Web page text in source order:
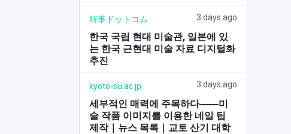
時事ドットコム 3 days ago
한국 국립 현대 미술관, 일본에 있
는 한국 근현대 미술 자료 디지털화
추진
kyoto-su.ac.jp 3 days ago
세부적인 매력에 주목하다――미
술 작품 이미지를 이용한 네일 팁
제작｜뉴스 목록｜교토 산기 대학